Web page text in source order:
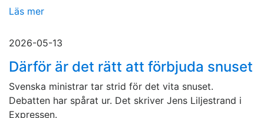
Läs mer
2026-05-13
Därför är det rätt att förbjuda snuset
Svenska ministrar tar strid för det vita snuset.
Debatten har spårat ur. Det skriver Jens Liljestrand i
Expressen.